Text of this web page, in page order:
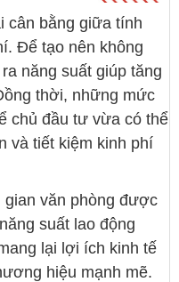
cân bằng giữa tính
Để tạo nên không
năng suất giúp tăng
thời, những mức
chủ đầu tư vừa có thể
và tiết kiệm kinh phí
gian văn phòng được
suất lao động
lại lợi ích kinh tế
hiệu mạnh mẽ.